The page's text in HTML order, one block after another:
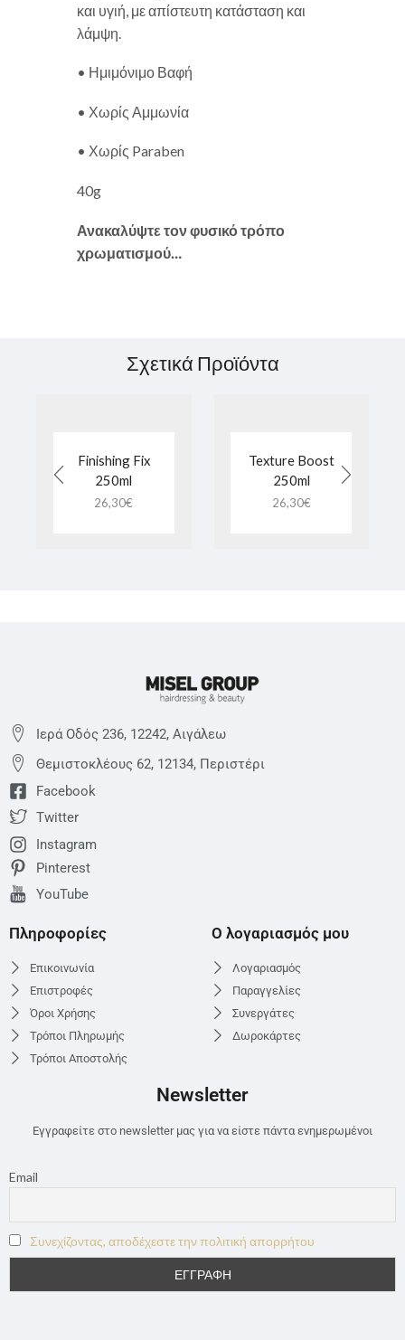
και υγιή, με απίστευτη κατάσταση και
λάμψη.
• Ημιμόνιμο Βαφή
• Χωρίς Αμμωνία
• Χωρίς Paraben
40g
Ανακαλύψτε τον φυσικό τρόπο
χρωματισμού…
Σχετικά Προϊόντα
Finishing Fix
250ml
26,30€
Texture Boost
250ml
26,30€
Ιερά Οδός 236, 12242, Αιγάλεω
Θεμιστoκλέους 62, 12134, Περιστέρι
Facebook
Twitter
Instagram
Pinterest
YouTube
Πληροφορίες
Επικοινωνία
Επιστροφές
Όροι Χρήσης
Τρόποι Πληρωμής
Τρόποι Αποστολής
Ο λογαριασμός μου
Λογαριασμός
Παραγγελίες
Συνεργάτες
Δωροκάρτες
Newsletter
Εγγραφείτε στο newsletter μας για να είστε πάντα ενημερωμένοι
Email
Συνεχίζοντας, αποδέχεστε την πολιτική απορρήτου